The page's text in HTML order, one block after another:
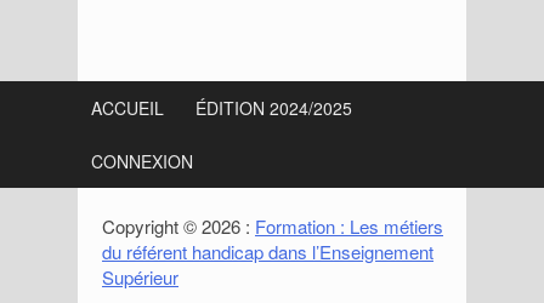
i
d
e
b
a
ACCUEIL ÉDITION 2024/2025
CONNEXION
Copyright © 2026 : Formation : Les métiers
du référent handicap dans l’Enseignement
Supérieur